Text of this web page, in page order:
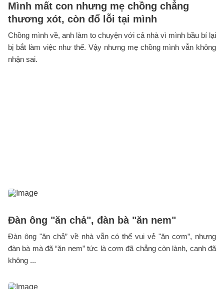
Mình mất con nhưng mẹ chồng chẳng
thương xót, còn đổ lỗi tại mình
Chồng mình về, anh làm to chuyện với cả nhà vì mình bầu bí lại
bị bắt làm việc như thế. Vậy nhưng mẹ chồng mình vẫn không
nhận sai.
Đàn ông "ăn chả", đàn bà "ăn nem"
Đàn ông "ăn chả” về nhà vẫn có thể vui vẻ "ăn cơm”, nhưng
đàn bà mà đã “ăn nem” tức là cơm đã chẳng còn lành, canh đã
không ...